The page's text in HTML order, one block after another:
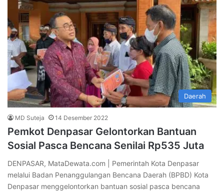
Daerah
MD Suteja 14 Desember 2022
Pemkot Denpasar Gelontorkan Bantuan
Sosial Pasca Bencana Senilai Rp535 Juta
DENPASAR, MataDewata.com | Pemerintah Kota Denpasar
melalui Badan Penanggulangan Bencana Daerah (BPBD) Kota
Denpasar menggelontorkan bantuan sosial pasca bencana